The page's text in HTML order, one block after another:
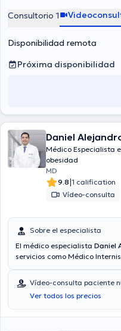
Consultorio 1
Disponibilidad remota
Próxima disponibilidad
Daniel
Médico Especialista
obesidad
MD
9.8|1 calification
Vídeo-consulta
Sobre el especialista
El médico especialista Daniel
servicios como Médico
Aseguradoras tales como
cualquier aseguradora son
el doctor Daniel Alejandro
Vídeo-consulta paciente
Ver todos los precios